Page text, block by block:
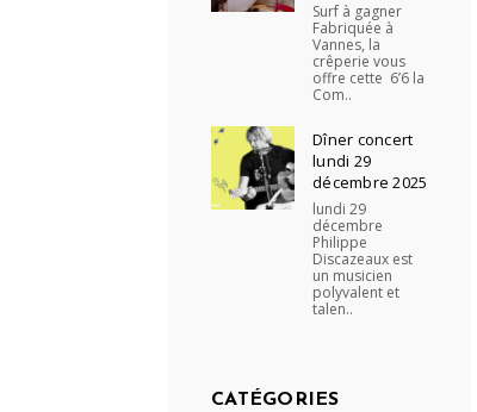
Surf à gagner
Fabriquée à
Vannes, la
crêperie vous
offre cette 6’6 la
Com..
Dîner concert
lundi 29
décembre 2025
lundi 29
décembre
Philippe
Discazeaux est
un musicien
polyvalent et
talen..
CATÉGORIES